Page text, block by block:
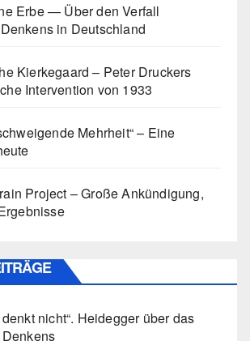
Erbe — Über den Verfall
in Deutschland
Kierkegaard – Peter Druckers
Intervention von 1933
Mehrheit“ – Eine
Project – Große Ankündigung,
nicht“. Heidegger über das